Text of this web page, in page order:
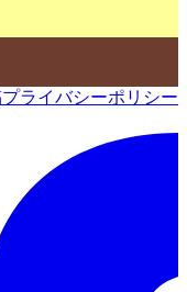
プライバシーポリシー